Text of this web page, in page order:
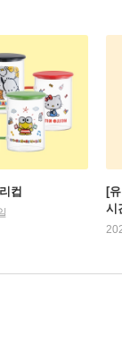
컵
[
시